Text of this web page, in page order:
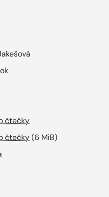
čtečky
čtečky(6 MiB)